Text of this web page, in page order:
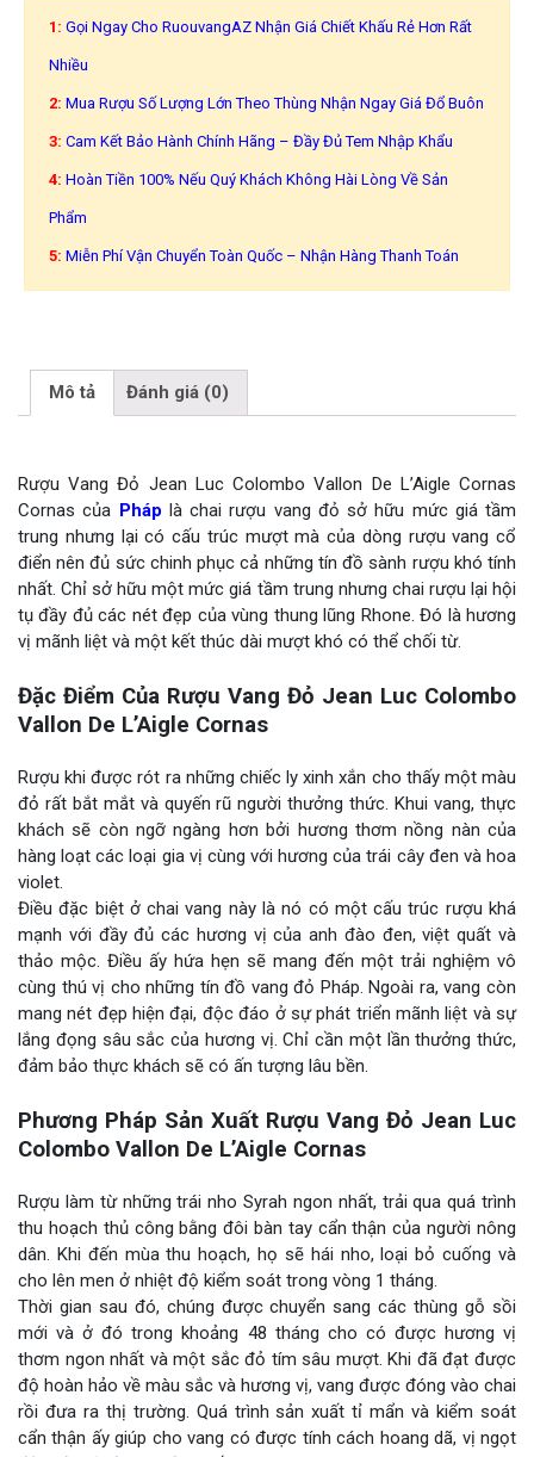
1: Gọi Ngay Cho RuouvangAZ Nhận Giá Chiết Khấu Rẻ Hơn Rất
Nhiều
2: Mua Rượu Số Lượng Lớn Theo Thùng Nhận Ngay Giá Đổ Buôn
3: Cam Kết Bảo Hành Chính Hãng – Đầy Đủ Tem Nhập Khẩu
4: Hoàn Tiền 100% Nếu Quý Khách Không Hài Lòng Về Sản
Phẩm
5: Miễn Phí Vận Chuyển Toàn Quốc – Nhận Hàng Thanh Toán
Mô tả Đánh giá (0)
Rượu Vang Đỏ Jean Luc Colombo Vallon De L’Aigle Cornas
Cornas của Pháp là chai rượu vang đỏ sở hữu mức giá tầm
trung nhưng lại có cấu trúc mượt mà của dòng rượu vang cổ
điển nên đủ sức chinh phục cả những tín đồ sành rượu khó tính
nhất. Chỉ sở hữu một mức giá tầm trung nhưng chai rượu lại hội
tụ đầy đủ các nét đẹp của vùng thung lũng Rhone. Đó là hương
vị mãnh liệt và một kết thúc dài mượt khó có thể chối từ.
Đặc Điểm Của Rượu Vang Đỏ Jean Luc Colombo
Vallon De L’Aigle Cornas
Rượu khi được rót ra những chiếc ly xinh xắn cho thấy một màu
đỏ rất bắt mắt và quyến rũ người thưởng thức. Khui vang, thực
khách sẽ còn ngỡ ngàng hơn bởi hương thơm nồng nàn của
hàng loạt các loại gia vị cùng với hương của trái cây đen và hoa
violet.
Điều đặc biệt ở chai vang này là nó có một cấu trúc rượu khá
mạnh với đầy đủ các hương vị của anh đào đen, việt quất và
thảo mộc. Điều ấy hứa hẹn sẽ mang đến một trải nghiệm vô
cùng thú vị cho những tín đồ vang đỏ Pháp. Ngoài ra, vang còn
mang nét đẹp hiện đại, độc đáo ở sự phát triển mãnh liệt và sự
lắng đọng sâu sắc của hương vị. Chỉ cần một lần thưởng thức,
đảm bảo thực khách sẽ có ấn tượng lâu bền.
Phương Pháp Sản Xuất Rượu Vang Đỏ Jean Luc
Colombo Vallon De L’Aigle Cornas
Rượu làm từ những trái nho Syrah ngon nhất, trải qua quá trình
thu hoạch thủ công bằng đôi bàn tay cẩn thận của người nông
dân. Khi đến mùa thu hoạch, họ sẽ hái nho, loại bỏ cuống và
cho lên men ở nhiệt độ kiểm soát trong vòng 1 tháng.
Thời gian sau đó, chúng được chuyển sang các thùng gỗ sồi
mới và ở đó trong khoảng 48 tháng cho có được hương vị
thơm ngon nhất và một sắc đỏ tím sâu mượt. Khi đã đạt được
độ hoàn hảo về màu sắc và hương vị, vang được đóng vào chai
rồi đưa ra thị trường. Quá trình sản xuất tỉ mẩn và kiểm soát
cẩn thận ấy giúp cho vang có được tính cách hoang dã, vị ngọt